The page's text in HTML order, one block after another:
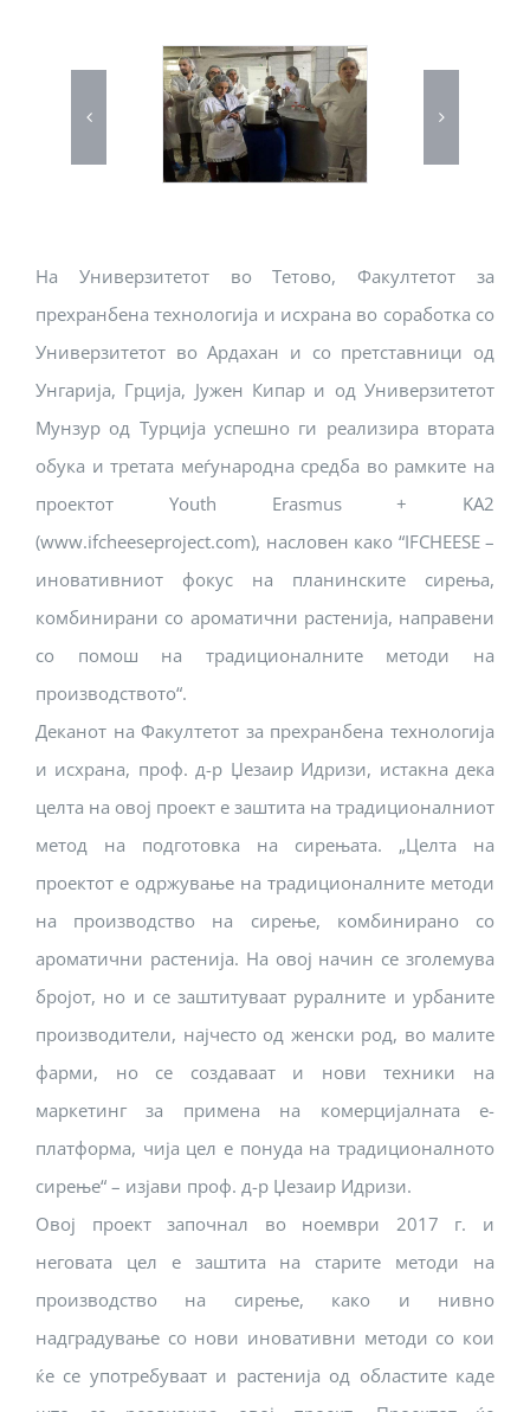
На Универзитетот во Тетово, Факултетот за
прехранбена технологија и исхрана во соработка со
Универзитетот во Ардахан и со претставници од
Унгарија, Грција, Јужен Кипар и од Универзитетот
Мунзур од Турција успешно ги реализира втората
обука и третата меѓународна средба во рамките на
проектот Youth Erasmus + KA2
(www.ifcheeseproject.com), насловен како “IFCHEESE –
иновативниот фокус на планинските сирења,
комбинирани со ароматични растенија, направени
со помош на традиционалните методи на
производството“.
Деканот на Факултетот за прехранбена технологија
и исхрана, проф. д-р Џезаир Идризи, истакна дека
целта на овој проект е заштита на традиционалниот
метод на подготовка на сирењата. „Целта на
проектот е одржување на традиционалните методи
на производство на сирење, комбинирано со
ароматични растенија. На овој начин се зголемува
бројот, но и се заштитуваат руралните и урбаните
производители, најчесто од женски род, во малите
фарми, но се создаваат и нови техники на
маркетинг за примена на комерцијалната е-
платформа, чија цел е понуда на традиционалното
сирење“ – изјави проф. д-р Џезаир Идризи.
Овој проект започнал во ноември 2017 г. и
неговата цел е заштита на старите методи на
производство на сирење, како и нивно
надградување со нови иновативни методи со кои
ќе се употребуваат и растенија од областите каде